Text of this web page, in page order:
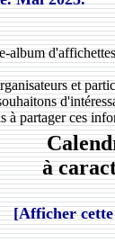
album
et
à partager ces
à
[Afficher